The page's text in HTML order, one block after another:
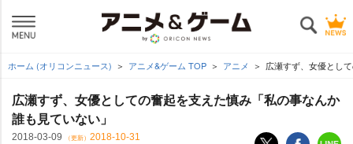
ホーム (オリコンニュース) アニメ&ゲーム TOP アニメ 広瀬すず、女優とし
広瀬すず、女優としての奮起を支えた慎み「私の事なんか
誰も見ていない」
2018-03-09 （更新） 2018-10-31